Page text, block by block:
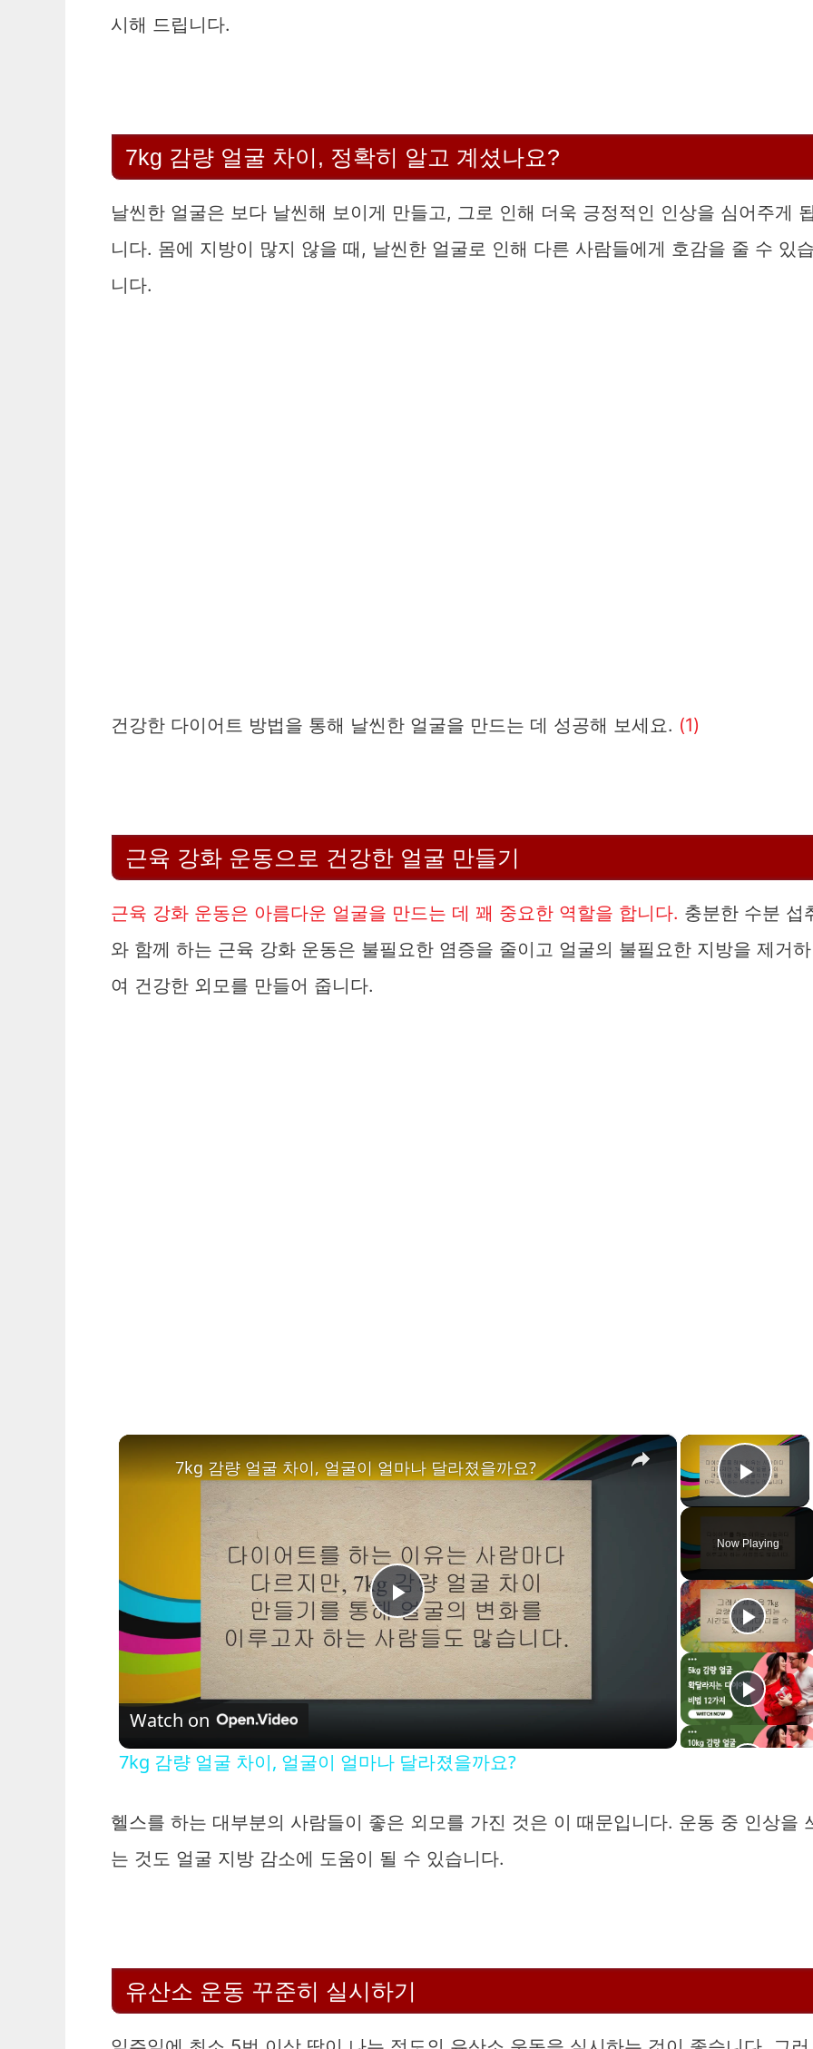
시해 드립니다.
7kg 감량 얼굴 차이, 정확히 알고 계셨나요?
날씬한 얼굴은 보다 날씬해 보이게 만들고, 그로 인해 더욱 긍정적인 인상을 심어주게
니다. 몸에 지방이 많지 않을 때, 날씬한 얼굴로 인해 다른 사람들에게 호감을 줄 수 있
니다.
건강한 다이어트 방법을 통해 날씬한 얼굴을 만드는 데 성공해 보세요. (1)
근육 강화 운동으로 건강한 얼굴 만들기
근육 강화 운동은 아름다운 얼굴을 만드는 데 꽤 중요한 역할을 합니다. 충분한 수분 섭
와 함께 하는 근육 강화 운동은 불필요한 염증을 줄이고 얼굴의 불필요한 지방을 제거하
여 건강한 외모를 만들어 줍니다.
×
Play
Now Playing
×
P
l
a
y
V
e
7kg 감량 얼굴 차이, 얼굴이 얼마나 달라졌을까요?
Watch on
7kg 감량 얼굴 차이, 얼굴이 얼마나 달라졌을까요?
헬스를 하는 대부분의 사람들이 좋은 외모를 가진 것은 이 때문입니다. 운동 중 인상을
는 것도 얼굴 지방 감소에 도움이 될 수 있습니다.
유산소 운동 꾸준히 실시하기